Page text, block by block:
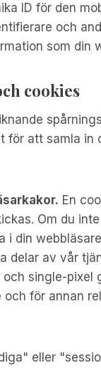
ID för den
och
som din
cookies
för att samla
En
Om du
i din
delar av vår
single-pixel
och för annan
eller